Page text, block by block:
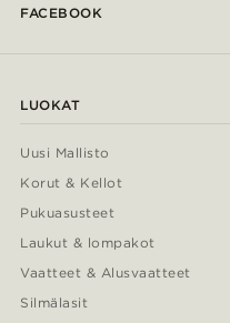
FACEBOOK
LUOKAT
Uusi Mallisto
Korut & Kellot
Pukuasusteet
Laukut & lompakot
Vaatteet & Alusvaatteet
Silmälasit